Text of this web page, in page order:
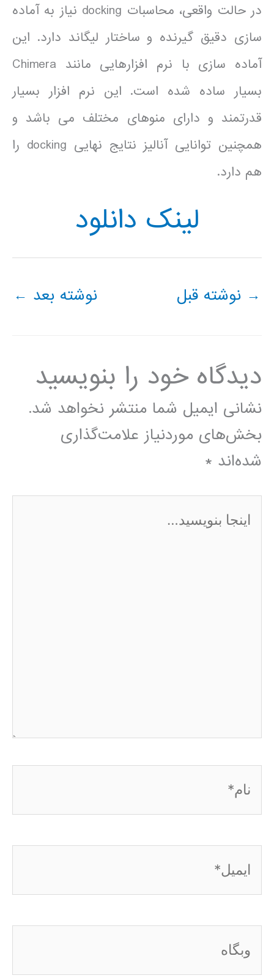
در حالت واقعی، محاسبات docking نیاز به آماده
سازی دقیق گیرنده و ساختار لیگاند دارد. این
آماده سازی با نرم افزارهایی مانند Chimera
بسیار ساده شده است. این نرم افزار بسیار
قدرتمند و دارای منوهای مختلف می باشد و
همچنین توانایی آنالیز نتایج نهایی docking را
هم دارد.
لینک دانلود
→ نوشته قبل نوشته بعد ←
دیدگاه‌ خود را بنویسید
نشانی ایمیل شما منتشر نخواهد شد.
بخش‌های موردنیاز علامت‌گذاری
شده‌اند *
اینجا
بنویسید…
نام*
ایمیل*
وبگاه